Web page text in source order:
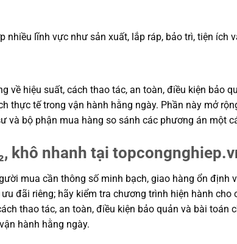
nhiều lĩnh vực như sản xuất, lắp ráp, bảo trì, tiện ích
về hiệu suất, cách thao tác, an toàn, điều kiện bảo
thực tế trong vận hành hằng ngày. Phần này mở
và bộ phận mua hàng so sánh các phương án một
khô nhanh tại
mua cần thông số minh bạch, giao hàng ổn định
đãi riêng; hãy kiểm tra chương trình hiện hành cho
thao tác, an toàn, điều kiện bảo quản và bài toán
hành hằng ngày.